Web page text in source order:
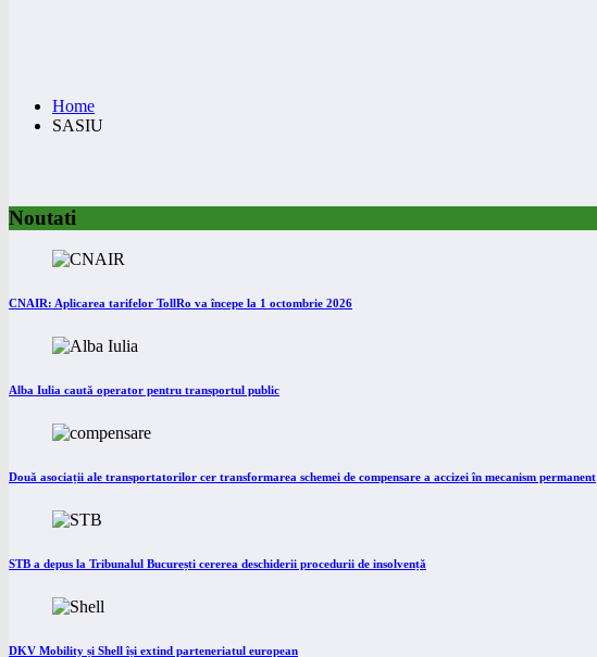
Home
SASIU
Noutati
CNAIR: Aplicarea tarifelor TollRo va începe la 1 octombrie 2026
Alba Iulia caută operator pentru transportul public
Două asociații ale transportatorilor cer transformarea schemei de compensare a accizei în mecanism permanent
STB a depus la Tribunalul București cererea deschiderii procedurii de insolvență
DKV Mobility și Shell își extind parteneriatul european